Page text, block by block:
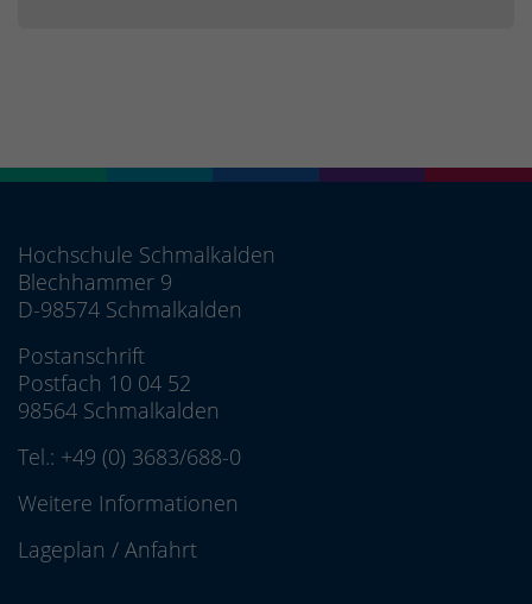
Hochschule Schmalkalden
Blechhammer 9
D-98574 Schmalkalden
Postanschrift
Postfach 10 04 52
98564 Schmalkalden
Tel.: +49 (0) 3683/688-0
Weitere Informationen
Lageplan / Anfahrt